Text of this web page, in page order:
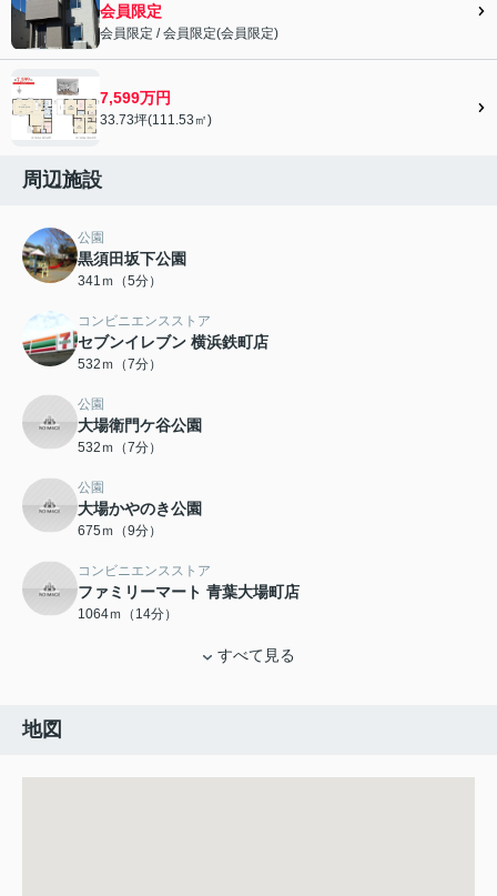
会員限定">
会員限定
会員限定 /会員限定(会員限定)
7,599万円
33.73坪(111.53㎡)
周辺施設
公園
黒須田坂下公園
341ｍ（5分）
コンビニエンスストア
セブンイレブン 横浜鉄町店
532ｍ（7分）
公園
大場衛門ケ谷公園
532ｍ（7分）
公園
大場かやのき公園
675ｍ（9分）
コンビニエンスストア
ファミリーマート 青葉大場町店
1064ｍ（14分）
すべて見る
地図